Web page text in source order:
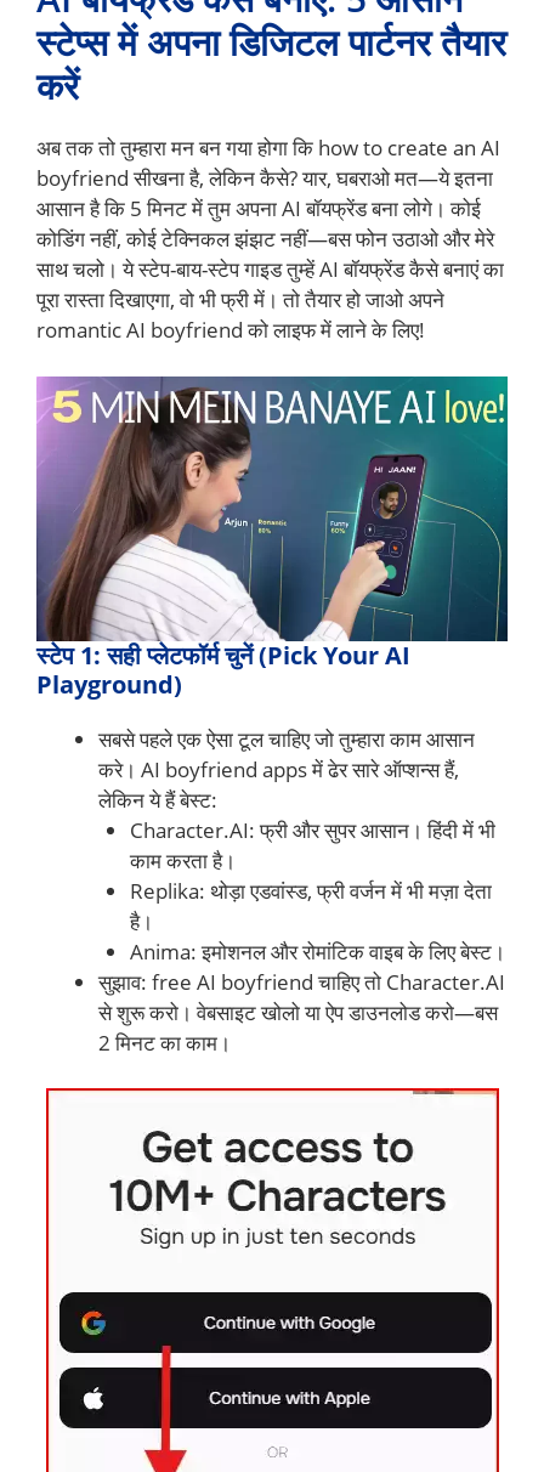
स्टेप्स में अपना डिजिटल पार्टनर तैयार
करें
अब तक तो तुम्हारा मन बन गया होगा कि how to create an AI
boyfriend सीखना है, लेकिन कैसे? यार, घबराओ मत—ये इतना
आसान है कि 5 मिनट में तुम अपना AI बॉयफ्रेंड बना लोगे। कोई
कोडिंग नहीं, कोई टेक्निकल झंझट नहीं—बस फोन उठाओ और मेरे
साथ चलो। ये स्टेप-बाय-स्टेप गाइड तुम्हें AI बॉयफ्रेंड कैसे बनाएं का
पूरा रास्ता दिखाएगा, वो भी फ्री में। तो तैयार हो जाओ अपने
romantic AI boyfriend को लाइफ में लाने के लिए!
स्टेप 1: सही प्लेटफॉर्म चुनें (Pick Your AI
Playground)
सबसे पहले एक ऐसा टूल चाहिए जो तुम्हारा काम आसान
करे। AI boyfriend apps में ढेर सारे ऑप्शन्स हैं,
लेकिन ये हैं बेस्ट:
Character.AI: फ्री और सुपर आसान। हिंदी में भी
काम करता है।
Replika: थोड़ा एडवांस्ड, फ्री वर्जन में भी मज़ा देता
है।
Anima: इमोशनल और रोमांटिक वाइब के लिए बेस्ट।
सुझाव: free AI boyfriend चाहिए तो Character.AI
से शुरू करो। वेबसाइट खोलो या ऐप डाउनलोड करो—बस
2 मिनट का काम।